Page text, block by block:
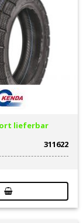
lieferbar
311622